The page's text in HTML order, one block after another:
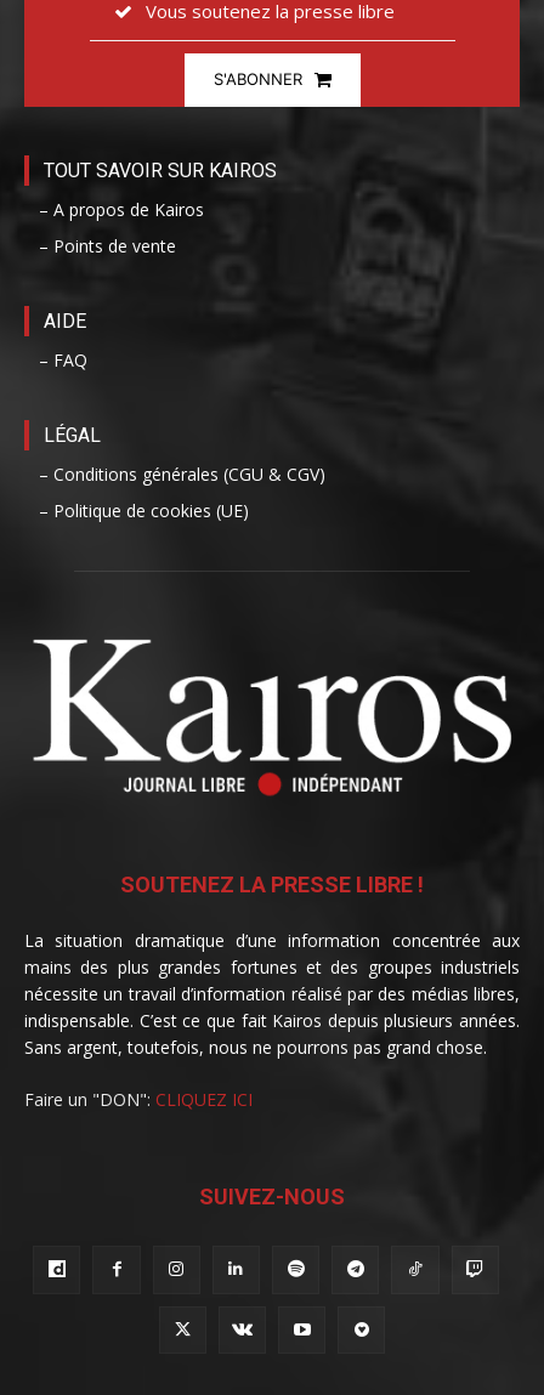
Vous soutenez la presse libre
S'ABONNER
TOUT SAVOIR SUR KAIROS
– A propos de Kairos
– Points de vente
AIDE
– FAQ
LÉGAL
– Conditions générales (CGU & CGV)
– Politique de cookies (UE)
SOUTENEZ LA PRESSE LIBRE !
La situation dramatique d’une information concentrée aux
mains des plus grandes fortunes et des groupes industriels
nécessite un travail d’information réalisé par des médias libres,
indispensable. C’est ce que fait Kairos depuis plusieurs années.
Sans argent, toutefois, nous ne pourrons pas grand chose.
Faire un "DON": CLIQUEZ ICI
SUIVEZ-NOUS